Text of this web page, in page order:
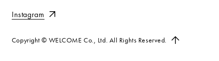
Instagram
Copyright © WELCOME Co., Ltd. All Rights Reserved.